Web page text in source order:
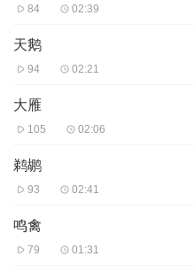
84 02:39
天鹅
94 02:21
大雁
105 02:06
鹈鹕
93 02:41
鸣禽
79 01:31